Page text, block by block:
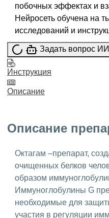
побочных эффектах и
Нейросеть обучена на
исследований и
Задать вопрос ИИ
Инструкция
Описание
Описание
Октагам –препарат,
очищенных белков
образом
Иммуноглобулины G
необходимые для
участия в регуляции